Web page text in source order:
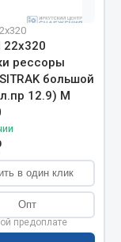
рессоры
большой
12.9) М
в один клик
Опт
предоплате